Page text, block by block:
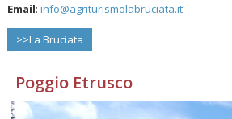
Email:info@agriturismolabruciata.it
>>La Bruciata
Poggio Etrusco